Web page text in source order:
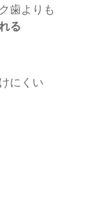
歯よりも
る
にくい